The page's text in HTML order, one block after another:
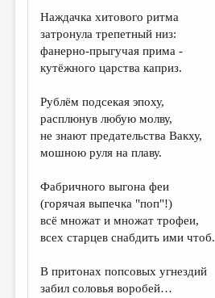
КНИЖНАЯ ПОЛКА
ОБЗОР ЛИТЕРАТУРЫ
ОБЪЯВЛЕНИЯ
ОТ РЕДАКЦИИ
МАЛАЯ ПРОЗА
ЛИТЕРАТУРОВЕДЕНИЕ
Наждачка хитового ритма
затронула трепетный низ:
фанерно-прыгучая прима -
кутёжного царства каприз.
Рублём подсекая эпоху,
расплюнув любую молву,
не знают предательства Вакху,
мошною руля на плаву.
Фабричного выгона феи
(горячая выпечка "поп"!)
всё множат и множат трофеи,
всех старцев снабдить ими чтоб.
В притонах попсовых угнездий
забил соловья воробей…